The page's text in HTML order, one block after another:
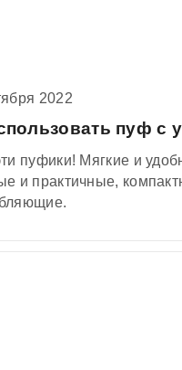
2022
пуф с
пуфики! Мягкие и
и практичные,